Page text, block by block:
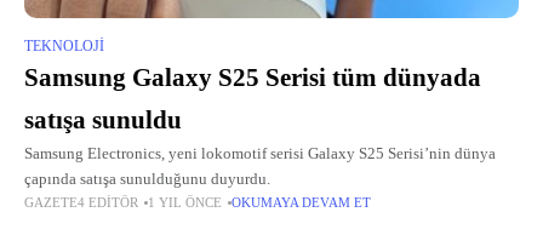
TEKNOLOJI
Samsung Galaxy S25 Serisi tüm dünyada
satışa sunuldu
Samsung Electronics, yeni lokomotif serisi Galaxy S25 Serisi’nin dünya
çapında satışa sunulduğunu duyurdu.
GAZETE4 EDITÖR 1 YIL ÖNCE OKUMAYA DEVAM ET